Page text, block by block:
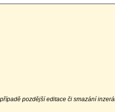
pozdější editace či smazání